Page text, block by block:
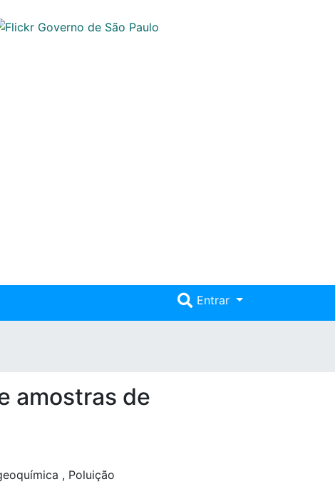
Entrar
amostras de
, Poluição